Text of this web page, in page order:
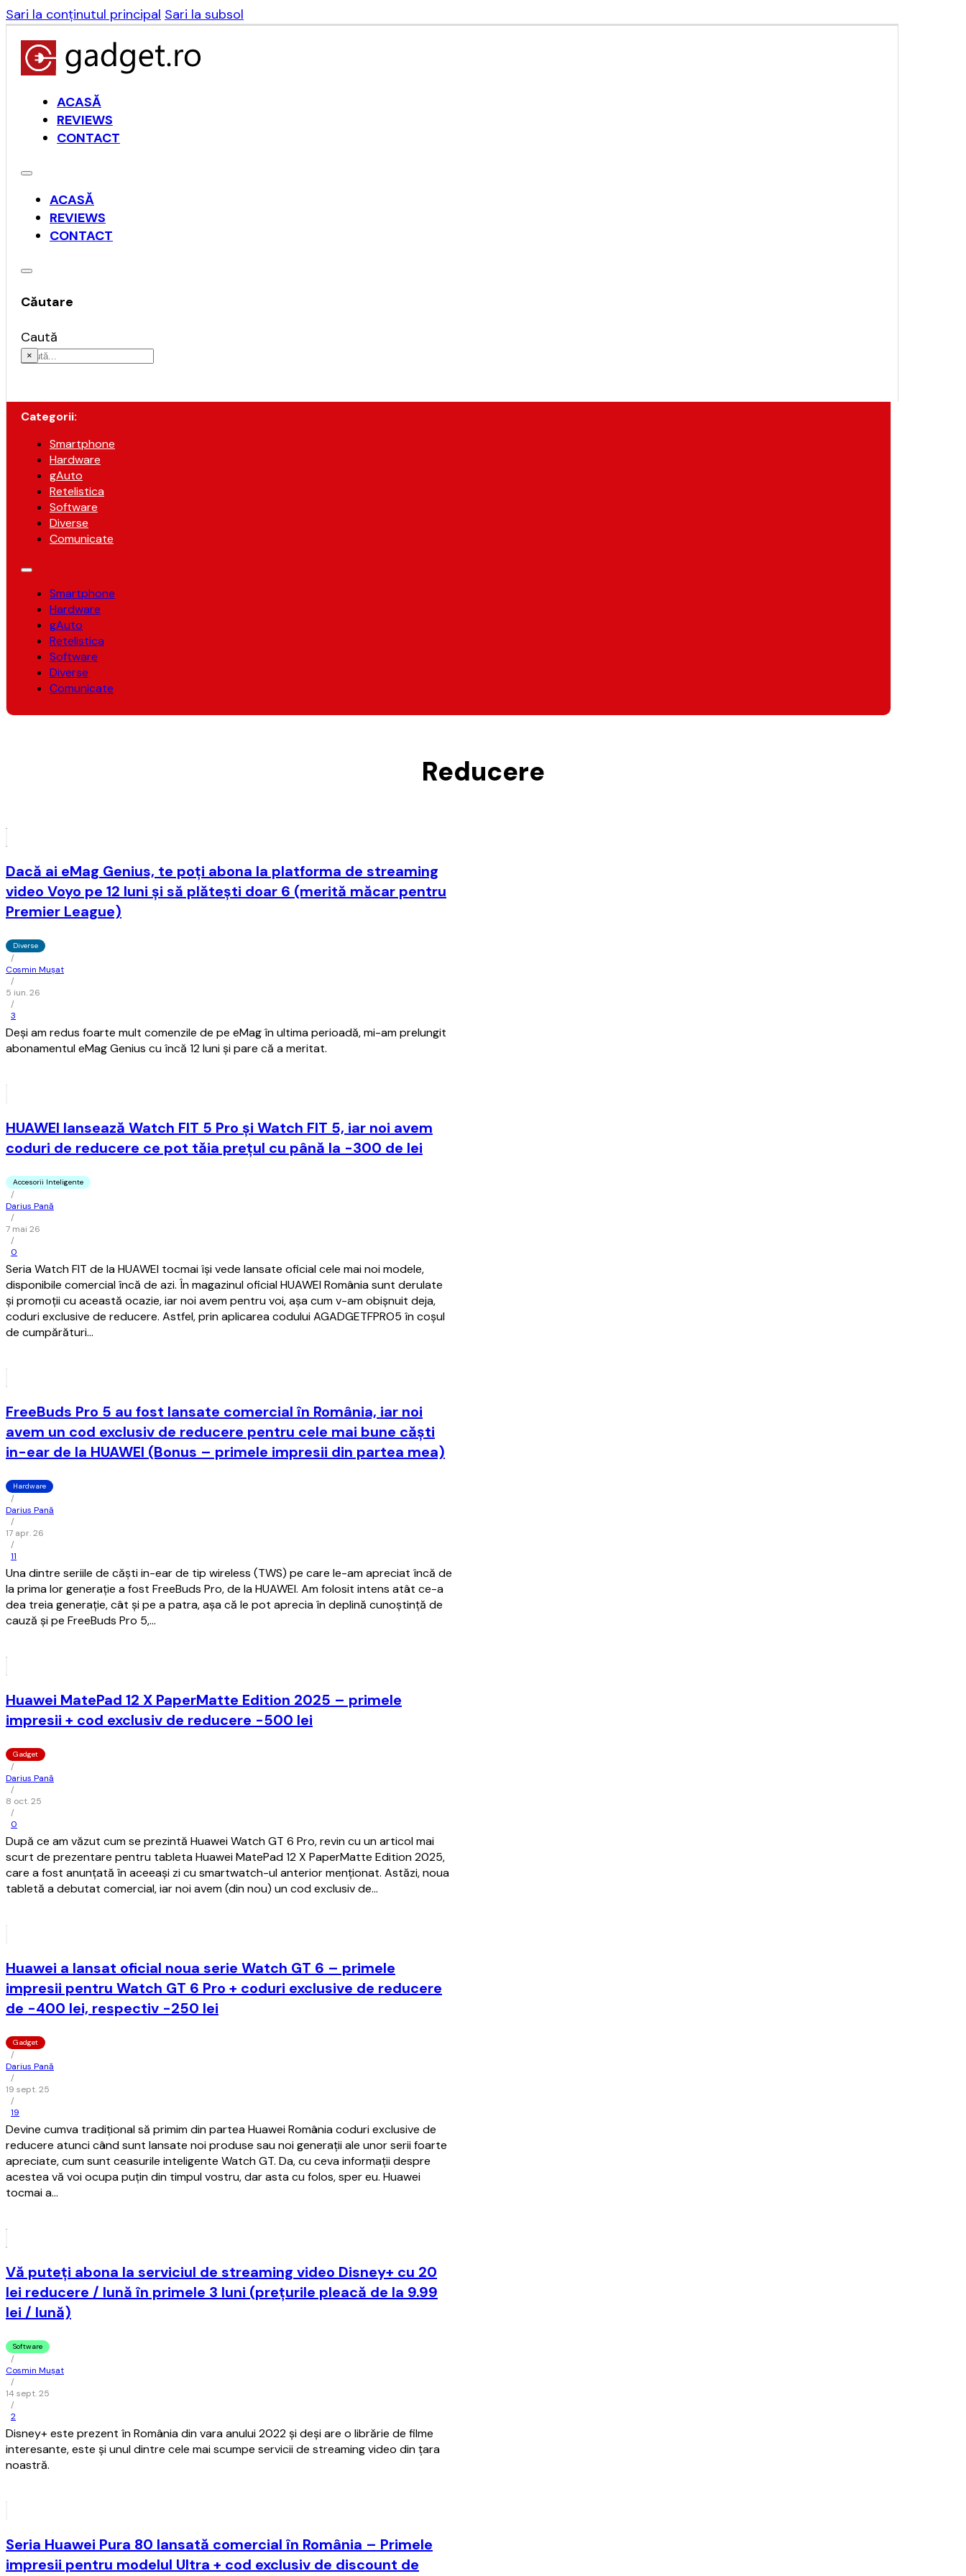
Sari la conținutul principal Sari la subsol
ACASĂ
REVIEWS
CONTACT
ACASĂ
REVIEWS
CONTACT
Căutare
Caută
×
Categorii:
Smartphone
Hardware
gAuto
Retelistica
Software
Diverse
Comunicate
Smartphone
Hardware
gAuto
Retelistica
Software
Diverse
Comunicate
Reducere
Dacă ai eMag Genius, te poţi abona la platforma de streaming
video Voyo pe 12 luni şi să plăteşti doar 6 (merită măcar pentru
Premier League)
Diverse
/
Cosmin Mușat
/
5 iun. 26
/
3
Deşi am redus foarte mult comenzile de pe eMag în ultima perioadă, mi-am prelungit
abonamentul eMag Genius cu încă 12 luni şi pare că a meritat.
HUAWEI lansează Watch FIT 5 Pro și Watch FIT 5, iar noi avem
coduri de reducere ce pot tăia prețul cu până la -300 de lei
Accesorii Inteligente
/
Darius Pană
/
7 mai 26
/
0
Seria Watch FIT de la HUAWEI tocmai își vede lansate oficial cele mai noi modele,
disponibile comercial încă de azi. În magazinul oficial HUAWEI România sunt derulate
și promoții cu această ocazie, iar noi avem pentru voi, așa cum v-am obișnuit deja,
coduri exclusive de reducere. Astfel, prin aplicarea codului AGADGETFPRO5 în coșul
de cumpărături…
FreeBuds Pro 5 au fost lansate comercial în România, iar noi
avem un cod exclusiv de reducere pentru cele mai bune căști
in-ear de la HUAWEI (Bonus – primele impresii din partea mea)
Hardware
/
Darius Pană
/
17 apr. 26
/
11
Una dintre seriile de căști in-ear de tip wireless (TWS) pe care le-am apreciat încă de
la prima lor generație a fost FreeBuds Pro, de la HUAWEI. Am folosit intens atât ce-a
dea treia generație, cât și pe a patra, așa că le pot aprecia în deplină cunoștință de
cauză și pe FreeBuds Pro 5,…
Huawei MatePad 12 X PaperMatte Edition 2025 – primele
impresii + cod exclusiv de reducere -500 lei
Gadget
/
Darius Pană
/
8 oct. 25
/
0
După ce am văzut cum se prezintă Huawei Watch GT 6 Pro, revin cu un articol mai
scurt de prezentare pentru tableta Huawei MatePad 12 X PaperMatte Edition 2025,
care a fost anunțată în aceeași zi cu smartwatch-ul anterior menționat. Astăzi, noua
tabletă a debutat comercial, iar noi avem (din nou) un cod exclusiv de…
Huawei a lansat oficial noua serie Watch GT 6 – primele
impresii pentru Watch GT 6 Pro + coduri exclusive de reducere
de -400 lei, respectiv -250 lei
Gadget
/
Darius Pană
/
19 sept. 25
/
19
Devine cumva tradițional să primim din partea Huawei România coduri exclusive de
reducere atunci când sunt lansate noi produse sau noi generații ale unor serii foarte
apreciate, cum sunt ceasurile inteligente Watch GT. Da, cu ceva informații despre
acestea vă voi ocupa puțin din timpul vostru, dar asta cu folos, sper eu. Huawei
tocmai a…
Vă puteţi abona la serviciul de streaming video Disney+ cu 20
lei reducere / lună în primele 3 luni (preţurile pleacă de la 9.99
lei / lună)
Software
/
Cosmin Mușat
/
14 sept. 25
/
2
Disney+ este prezent în România din vara anului 2022 şi deşi are o librărie de filme
interesante, este şi unul dintre cele mai scumpe servicii de streaming video din ţara
noastră.
Seria Huawei Pura 80 lansată comercial în România – Primele
impresii pentru modelul Ultra + cod exclusiv de discount de